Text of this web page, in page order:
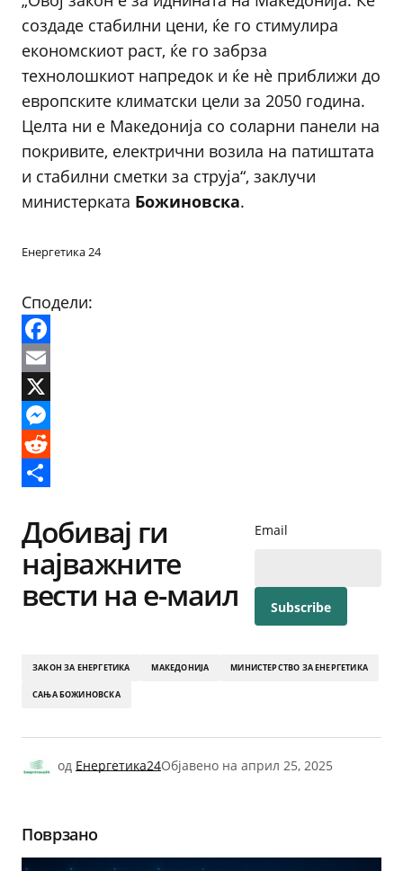
создаде стабилни цени, ќе го стимулира
економскиот раст, ќе го забрза
технолошкиот напредок и ќе нè приближи до
европските климатски цели за 2050 година.
Целта ни е Македонија со соларни панели на
покривите, електрични возила на патиштата
и стабилни сметки за струја“, заклучи
министерката Божиновска.
Енергетика 24
Сподели:
Facebook
Email
X
Messenger
Reddit
Добивај ги
најважните
вести на е-маил
Email
ЗАКОН ЗА ЕНЕРГЕТИКА МАКЕДОНИЈА МИНИСТЕРСТВО ЗА ЕНЕРГЕТИКА
САЊА БОЖИНОВСКА
од Енергетика24Објавено на април 25, 2025
Поврзано